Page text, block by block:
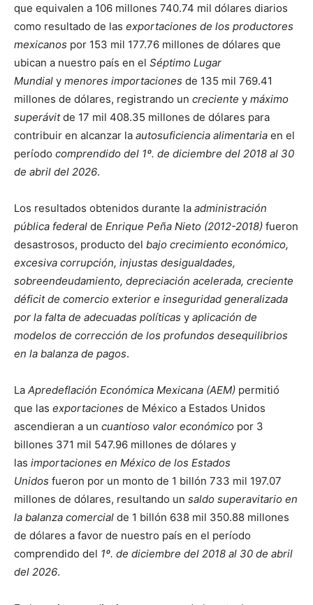
que equivalen a 106 millones 740.74 mil dólares diarios
como resultado de las exportaciones de los productores
mexicanos por 153 mil 177.76 millones de dólares que
ubican a nuestro país en el Séptimo Lugar
Mundial y menores importaciones de 135 mil 769.41
millones de dólares, registrando un creciente y máximo
superávitde 17 mil 408.35 millones de dólares para
contribuir en alcanzar la autosuficiencia alimentaria en el
período comprendido del 1º. de diciembre del 2018 al 30
de abril del 2026.
Los resultados obtenidos durante la administración
pública federal de Enrique Peña Nieto (2012-2018) fueron
desastrosos, producto del bajo crecimiento económico,
excesiva corrupción, injustas desigualdades,
sobreendeudamiento, depreciación acelerada, creciente
déficit de comercio exterior e inseguridad generalizada
por la falta de adecuadas políticas y aplicación de
modelos de corrección de los profundos desequilibrios
en la balanza de pagos.
La Apredeflación Económica Mexicana (AEM) permitió
que las exportaciones de México a Estados Unidos
ascendieran a un cuantioso valor económico por 3
billones 371 mil 547.96 millones de dólares y
las importaciones en México de los Estados
Unidos fueron por un monto de 1 billón 733 mil 197.07
millones de dólares, resultando un saldo superavitario en
la balanza comercial de 1 billón 638 mil 350.88 millones
de dólares a favor de nuestro país en el período
comprendido del 1º. de diciembre del 2018 al 30 de abril
del 2026.